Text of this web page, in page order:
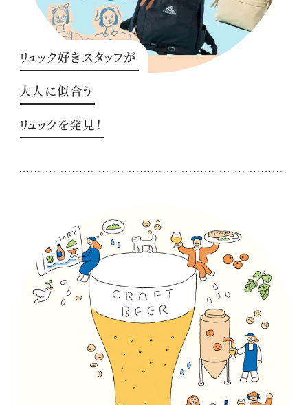
リュック好きスタッフが
大人に似合う
リュックを発見！